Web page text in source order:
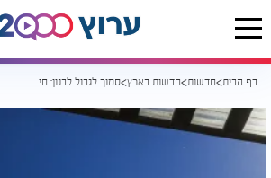
דף הבית חדשות חדשות בארץ סמוך לגבול לבנון: חיזבאללה שיגר כטב"מים לישראל, סמוטריץ' דורש להגיב